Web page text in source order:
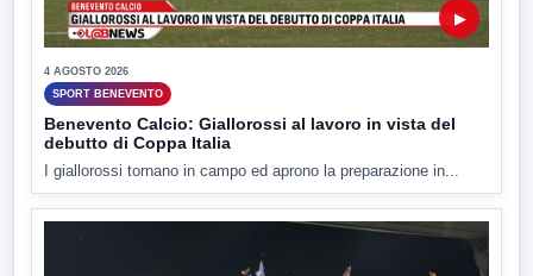
▶
4 AGOSTO 2026
SPORT BENEVENTO
Benevento Calcio: Giallorossi al lavoro in vista del
debutto di Coppa Italia
I giallorossi tornano in campo ed aprono la preparazione in...